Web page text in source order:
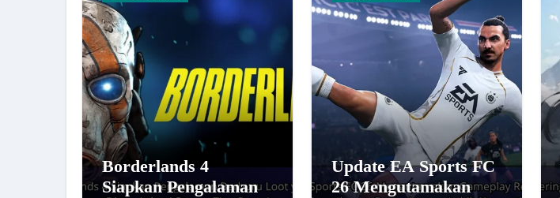
Borderlands 4
Siapkan Pengalaman
Update EA Sports FC
26 Mengutamakan